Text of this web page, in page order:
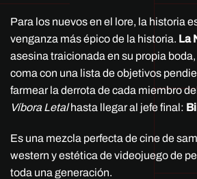
Para los nuevos en el lore, la historia
venganza más épico de la historia. La
asesina traicionada en su propia
coma con una lista de objetivos
farmear la derrota de cada miembro
Víbora Letalhasta llegar al jefe final: Bill
Es una mezcla perfecta de cine de
western y estética de videojuego de
toda una generación.